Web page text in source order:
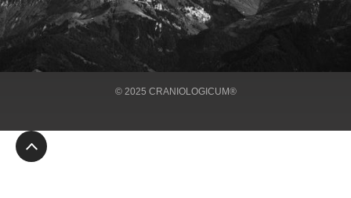
BEHANDLUNGEN
IMPRESSUM
KONTAKT
© 2025 CRANIOLOGICUM®